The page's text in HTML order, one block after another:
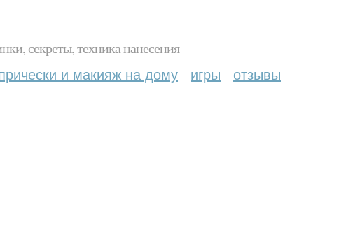
секреты, техника нанесения
и макияж на дому игры отзывы